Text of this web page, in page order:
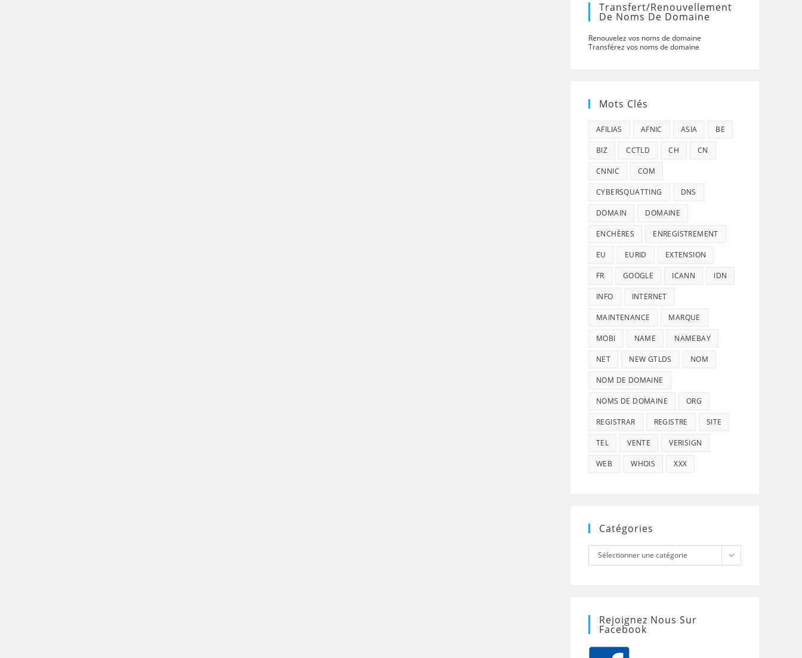
Transfert/renouvellement
De Noms De Domaine
Renouvelez vos noms de domaine
Transférez vos noms de domaine
Mots Clés
AFILIAS AFNIC ASIA BE
BIZ CCTLD CH CN
CNNIC COM
CYBERSQUATTING DNS
DOMAIN DOMAINE
ENCHÈRES ENREGISTREMENT
EU EURID EXTENSION
FR GOOGLE ICANN IDN
INFO INTERNET
MAINTENANCE MARQUE
MOBI NAME NAMEBAY
NET NEW GTLDS NOM
NOM DE DOMAINE
NOMS DE DOMAINE ORG
REGISTRAR REGISTRE SITE
TEL VENTE VERISIGN
WEB WHOIS XXX
Catégories
Catégories
Sélectionner une catégorie
Rejoignez Nous Sur
Facebook